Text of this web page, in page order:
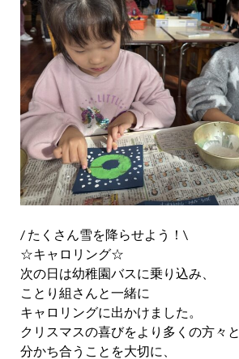
/ たくさん雪を降らせよう！\
☆キャロリング☆
次の日は幼稚園バスに乗り込み、
ことり組さんと一緒に
キャロリングに出かけました。
クリスマスの喜びをより多くの方々と
分かち合うことを大切に、